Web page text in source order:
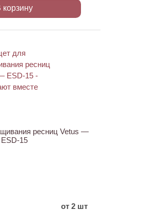
корзину
ресниц Vetus —
ESD-15
от 2 шт